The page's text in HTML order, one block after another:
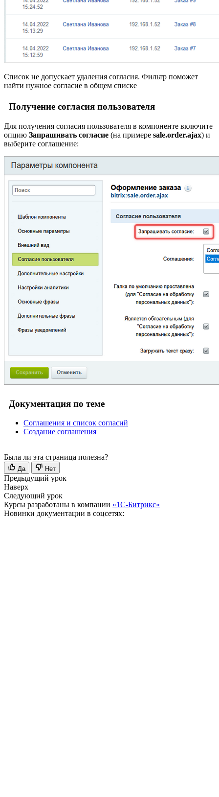
Список не допускает удаления согласия. Фильтр поможет
найти нужное согласие в общем списке
Получение согласия пользователя
Для получения согласия пользователя в компоненте включите
опцию Запрашивать согласие (на примере sale.order.ajax) и
выберите соглашение:
Документация по теме
Соглашения и список согласий
Создание соглашения
Была ли эта страница полезна?
Да Нет
Предыдущий урок
Наверх
Следующий урок
Курсы разработаны в компании «1С-Битрикс»
Новинки документации в соцсетях: